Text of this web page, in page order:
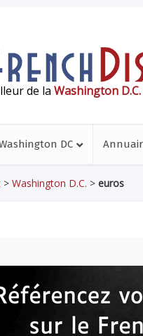
de la Washington D.C.
DC
> Washington D.C. > euros